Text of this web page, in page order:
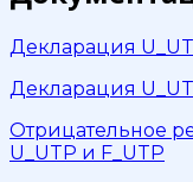
Декларация
Декларация
Отрицательное
U_UTP и F_UTP